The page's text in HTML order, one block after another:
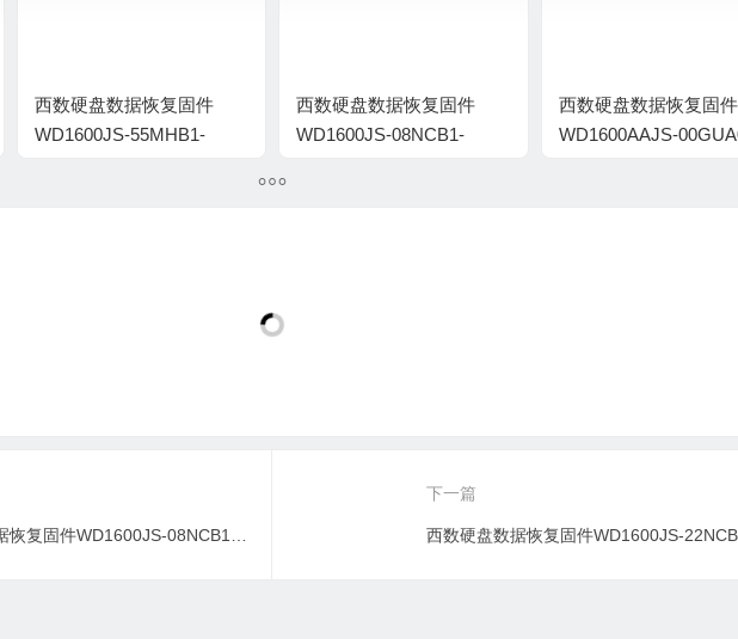
西数硬盘数据恢复固件
WD1600JS-55MHB1-
西数硬盘数据恢复固件
WD1600JS-08NCB1-
西数硬盘数据恢复固件
WD1600AAJS-
下一篇